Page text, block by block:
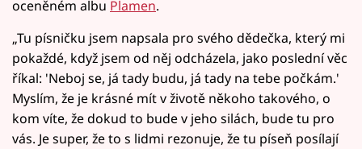
oceněném albu Plamen.
„Tu písničku jsem napsala pro svého dědečka, který mi
pokaždé, když jsem od něj odcházela, jako poslední věc
říkal: 'Neboj se, já tady budu, já tady na tebe počkám.'
Myslím, že je krásné mít v životě někoho takového, o
kom víte, že dokud to bude v jeho silách, bude tu pro
vás. Je super, že to s lidmi rezonuje, že tu píseň posílají